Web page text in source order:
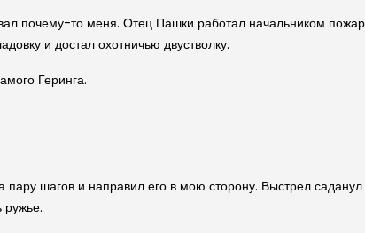
почему-то меня. Отец Пашки работал начальником
и достал охотничью двустволку.
Геринга.
пару шагов и направил его в мою сторону. Выстрел
ружье.